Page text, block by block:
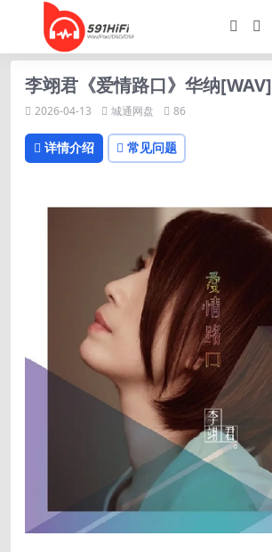
李翊君《爱情路口》华纳[WAV]
2026-04-13 城通网盘 86
详情介绍 常见问题